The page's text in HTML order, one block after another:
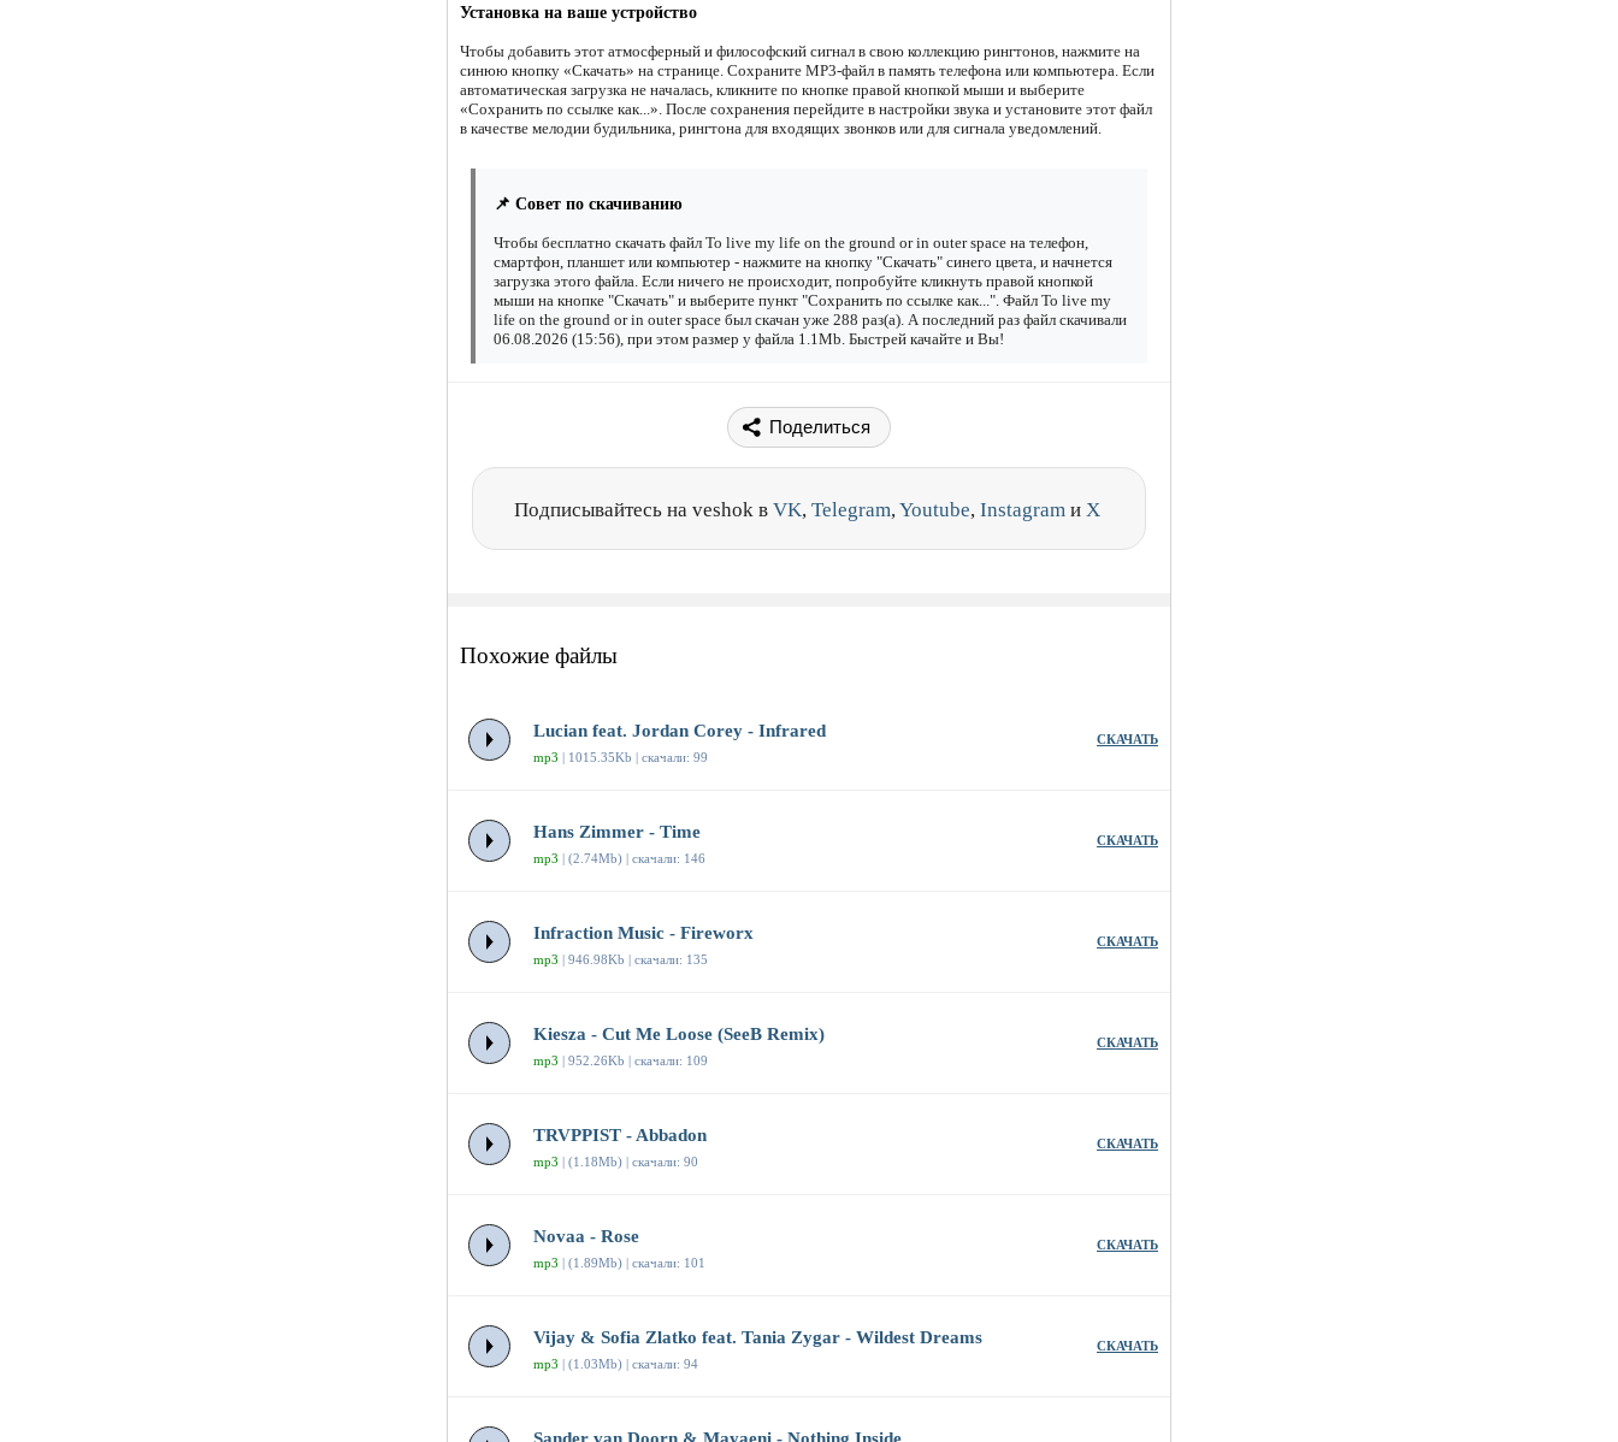
Установка на ваше устройство
Чтобы добавить этот атмосферный и философский сигнал в свою коллекцию рингтонов, нажмите на
синюю кнопку «Скачать» на странице. Сохраните MP3-файл в память телефона или компьютера. Если
автоматическая загрузка не началась, кликните по кнопке правой кнопкой мыши и выберите
«Сохранить по ссылке как...». После сохранения перейдите в настройки звука и установите этот файл
в качестве мелодии будильника, рингтона для входящих звонков или для сигнала уведомлений.
📌 Совет по скачиванию
Чтобы бесплатно скачать файл To live my life on the ground or in outer space на телефон,
смартфон, планшет или компьютер - нажмите на кнопку "Скачать" синего цвета, и начнется
загрузка этого файла. Если ничего не происходит, попробуйте кликнуть правой кнопкой
мыши на кнопке "Скачать" и выберите пункт "Сохранить по ссылке как...". Файл To live my
life on the ground or in outer space был скачан уже 288 раз(а). А последний раз файл скачивали
06.08.2026 (15:56), при этом размер у файла 1.1Mb. Быстрей качайте и Вы!
Поделиться
Подписывайтесь на veshok в VK, Telegram,Youtube, Instagram и X
Похожие файлы
Lucian feat. Jordan Corey - Infrared
mp3 | 1015.35Kb | скачали: 99
СКАЧАТЬ
Hans Zimmer - Time
mp3 | (2.74Mb) | скачали: 146
СКАЧАТЬ
Infraction Music - Fireworx
mp3 | 946.98Kb | скачали: 135
СКАЧАТЬ
Kiesza - Cut Me Loose (SeeB Remix)
mp3 | 952.26Kb | скачали: 109
СКАЧАТЬ
TRVPPIST - Abbadon
mp3 | (1.18Mb) | скачали: 90
СКАЧАТЬ
Novaa - Rose
mp3 | (1.89Mb) | скачали: 101
СКАЧАТЬ
Vijay & Sofia Zlatko feat. Tania Zygar - Wildest Dreams
mp3 | (1.03Mb) | скачали: 94
СКАЧАТЬ